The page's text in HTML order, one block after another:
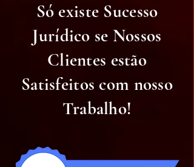
Só existe Sucesso
Jurídico se Nossos
Clientes estão
Satisfeitos com nosso
Trabalho!